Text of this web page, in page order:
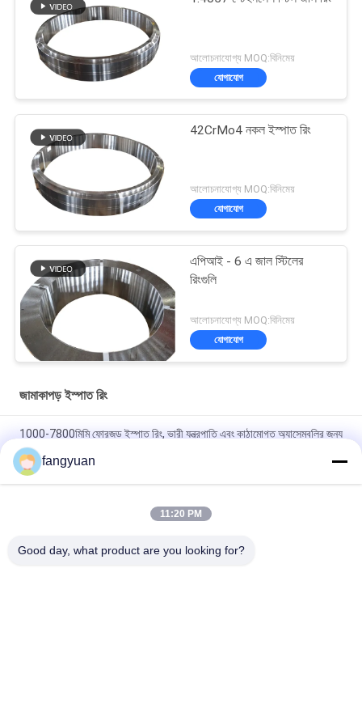
আলোচনাযোগ্য MOQ:বিনিমেয়
যোগাযোগ
42CrMo4 নকল ইস্পাত রিং
আলোচনাযোগ্য MOQ:বিনিমেয়
যোগাযোগ
এপিআই - 6 এ জাল স্টিলের
রিংগুলি
আলোচনাযোগ্য MOQ:বিনিমেয়
যোগাযোগ
জামাকাপড় ইস্পাত রিং
1000-7800মিমি ফোরজড ইস্পাত রিং, ভারী যন্ত্রপাতি এবং কাঠামোগত অ্যাসেম্বলির জন্য
উপযুক্ত ফোরজড ইস্পাত যান্ত্রিক উপাদান
ফোরজড ইস্পাত 42CrMo4 ফোরজড রিং, যা কঠোর যান্ত্রিক মানদণ্ড পূরণ করার জন্য
ডিজাইন করা হয়েছে, 1000-7800 মিমি আকারের নির্ভুলতা প্রদান করে
জন্য দুর্দান্ত মেশিনযোগ্যতা এবং ওয়েল্ডযোগ্যতা সরবরাহ করে
fangyuan
11:20 PM
Good day, what product are you looking for?